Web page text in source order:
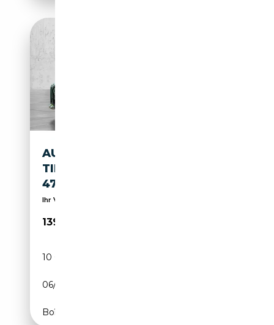
AUDI RS5 RS 5 LIMOUSINE
TIPTRONIC RS 5 LIMOUSINE
470 KW TIP
Ihr Verkaufsteam
139 990€
10 000 km
06/2026
Boîte automatique